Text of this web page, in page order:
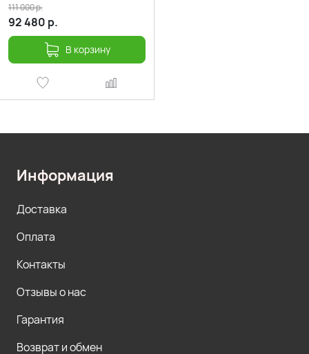
92 480 р.
111 000р.
В корзину
Информация
Доставка
Оплата
Контакты
Отзывы о нас
Гарантия
Возврат и обмен